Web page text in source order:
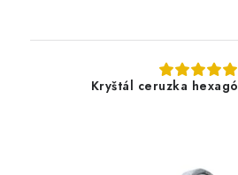
Kryštál ceruzka